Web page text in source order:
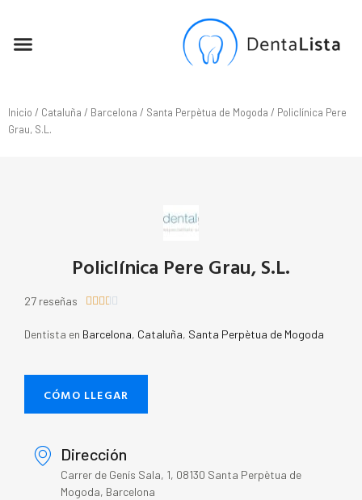
Inicio / Cataluña / Barcelona / Santa Perpètua de Mogoda / Policlínica Pere
Grau, S.L.
Policlínica Pere Grau, S.L.
27 reseñas     
Dentista en Barcelona, Cataluña, Santa Perpètua de Mogoda
CÓMO LLEGAR
Dirección
Carrer de Genís Sala, 1, 08130 Santa Perpètua de
Mogoda, Barcelona